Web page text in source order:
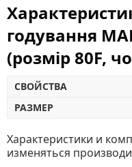
годування
(розмір 80F,
СВОЙСТВА
РАЗМЕР
Характеристики и
изменяться